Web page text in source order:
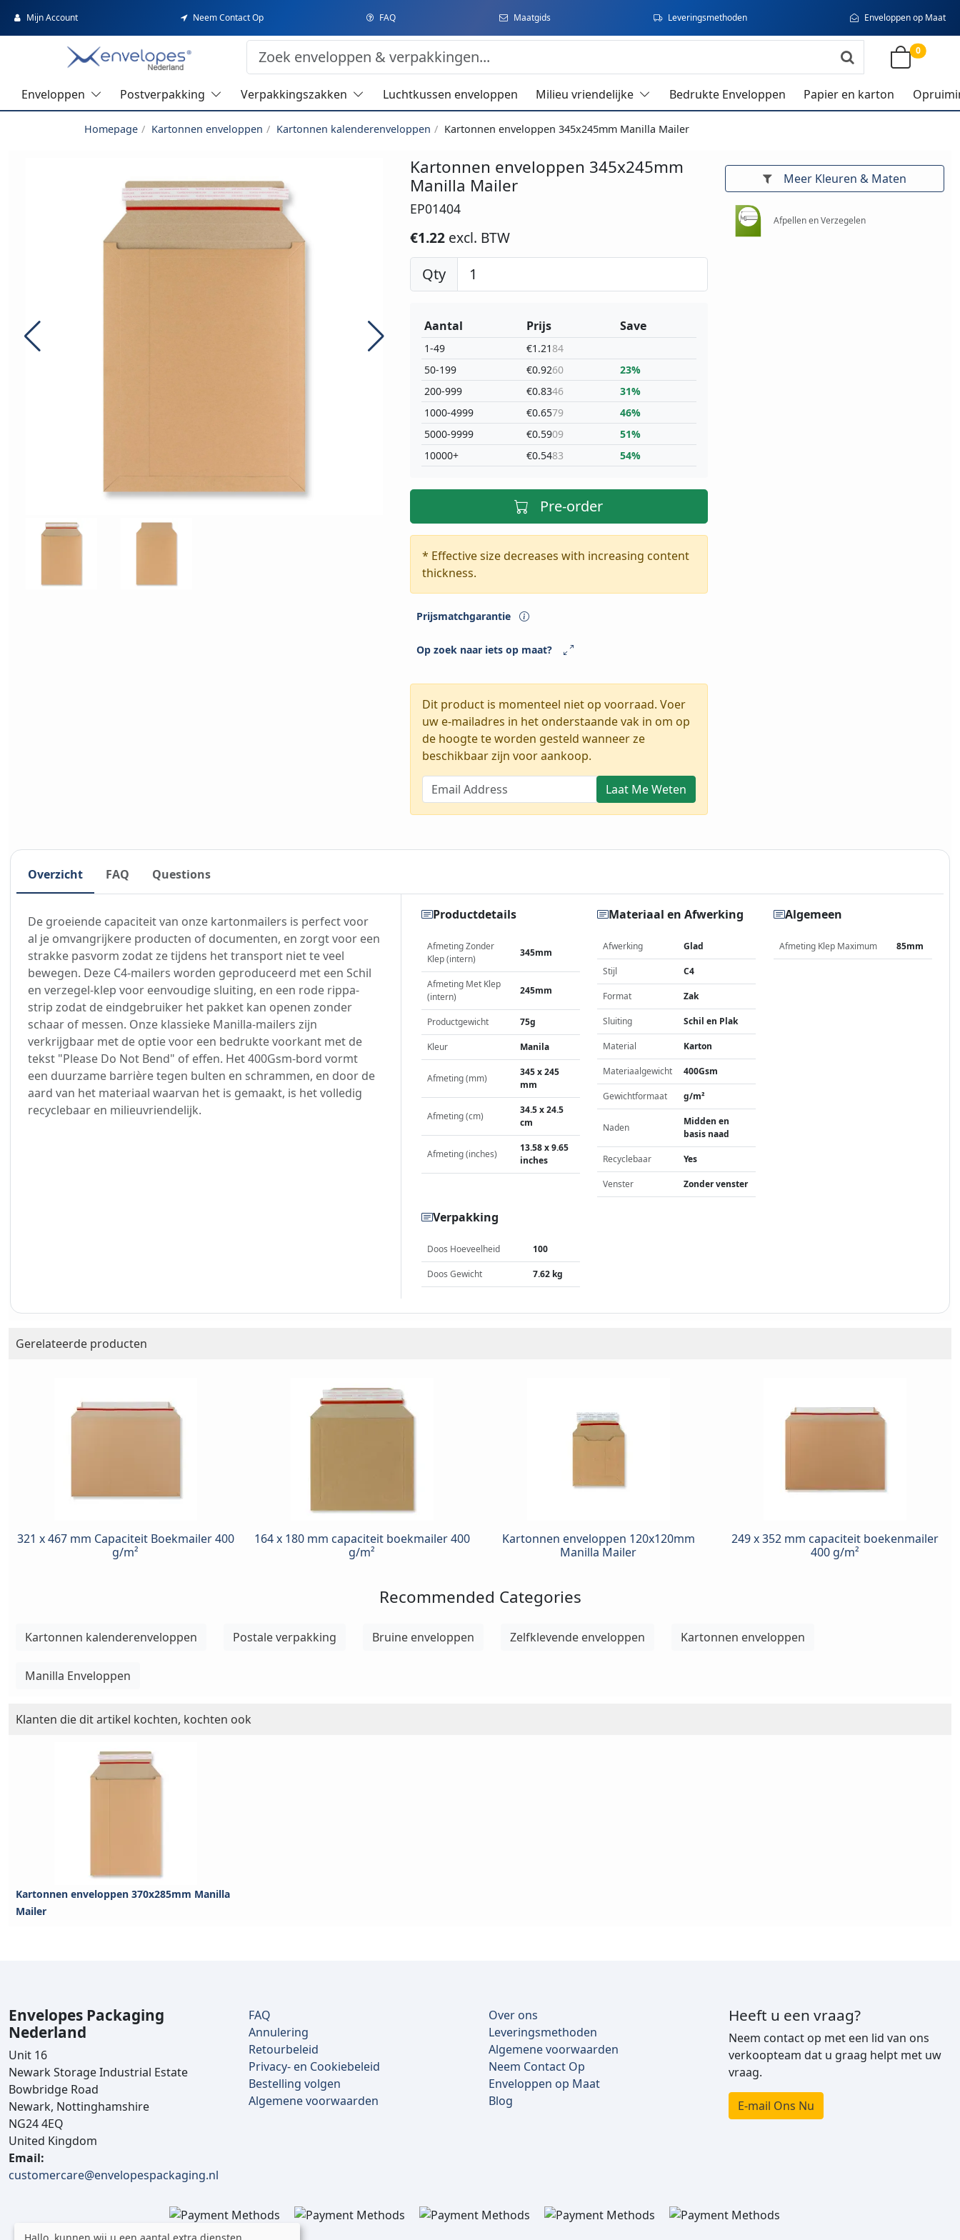
Mijn Account Neem Contact Op FAQ Maatgids Leveringsmethoden Enveloppen op Maat
0
Enveloppen Postverpakking Verpakkingszakken Luchtkussen enveloppen Milieu vriendelijke Bedrukte Enveloppen Papier en karton
Homepage Kartonnen enveloppen Kartonnen kalenderenveloppen Kartonnen enveloppen 345x245mm Manilla Mailer
Kartonnen enveloppen 345x245mm
Manilla Mailer
EP01404
€1.22 excl. BTW
Qty
Aantal
1-49
50-199
200-999
1000-4999
5000-9999
10000+
Prijs
€1.2184
€0.9260
€0.8346
€0.6579
€0.5909
€0.5483
Save
23%
31%
46%
51%
54%
Pre-order
* Effective size decreases with increasing content
thickness.
Prijsmatchgarantie
Op zoek naar iets op maat?
Dit product is momenteel niet op voorraad. Voer
uw e-mailadres in het onderstaande vak in om op
de hoogte te worden gesteld wanneer ze
beschikbaar zijn voor aankoop.
Laat Me Weten
Meer Kleuren & Maten
Afpellen en Verzegelen
Overzicht FAQ Questions
De groeiende capaciteit van onze kartonmailers is perfect voor
al je omvangrijkere producten of documenten, en zorgt voor een
strakke pasvorm zodat ze tijdens het transport niet te veel
bewegen. Deze C4-mailers worden geproduceerd met een Schil
en verzegel-klep voor eenvoudige sluiting, en een rode rippa-
strip zodat de eindgebruiker het pakket kan openen zonder
schaar of messen. Onze klassieke Manilla-mailers zijn
verkrijgbaar met de optie voor een bedrukte voorkant met de
tekst "Please Do Not Bend" of effen. Het 400Gsm-bord vormt
een duurzame barrière tegen bulten en schrammen, en door de
aard van het materiaal waarvan het is gemaakt, is het volledig
recyclebaar en milieuvriendelijk.
Productdetails
Afmeting Zonder
Klep (intern)
345mm
Afmeting Met Klep
(intern)
245mm
Productgewicht 75g
Kleur Manila
Afmeting (mm)
345 x 245
mm
Afmeting (cm)
34.5 x 24.5
cm
Afmeting (inches)
13.58 x 9.65
inches
Materiaal en Afwerking
Afwerking Glad
Stijl C4
Format Zak
Sluiting Schil en Plak
Material Karton
Materiaalgewicht 400Gsm
Gewichtformaat g/m²
Naden
Midden en
basis naad
Recyclebaar Yes
Venster Zonder venster
Algemeen
Afmeting Klep Maximum 85mm
Verpakking
Doos Hoeveelheid 100
Doos Gewicht 7.62 kg
Gerelateerde producten
321 x 467 mm Capaciteit Boekmailer 400
g/m²
164 x 180 mm capaciteit boekmailer 400
g/m²
Kartonnen enveloppen 120x120mm
Manilla Mailer
249 x 352 mm capaciteit boekenmailer
400 g/m²
Recommended Categories
Kartonnen kalenderenveloppen Postale verpakking Bruine enveloppen Zelfklevende enveloppen Kartonnen enveloppen
Manilla Enveloppen
Klanten die dit artikel kochten, kochten ook
Kartonnen enveloppen 370x285mm Manilla
Mailer
Envelopes Packaging
Nederland
Unit 16
Newark Storage Industrial Estate
Bowbridge Road
Newark, Nottinghamshire
NG24 4EQ
United Kingdom
Email:
customercare@envelopespackaging.nl
FAQ
Annulering
Retourbeleid
Privacy- en Cookiebeleid
Bestelling volgen
Algemene voorwaarden
Over ons
Leveringsmethoden
Algemene voorwaarden
Neem Contact Op
Enveloppen op Maat
Blog
Heeft u een vraag?
Neem contact op met een lid van ons
verkoopteam dat u graag helpt met uw
vraag.
E-mail Ons Nu